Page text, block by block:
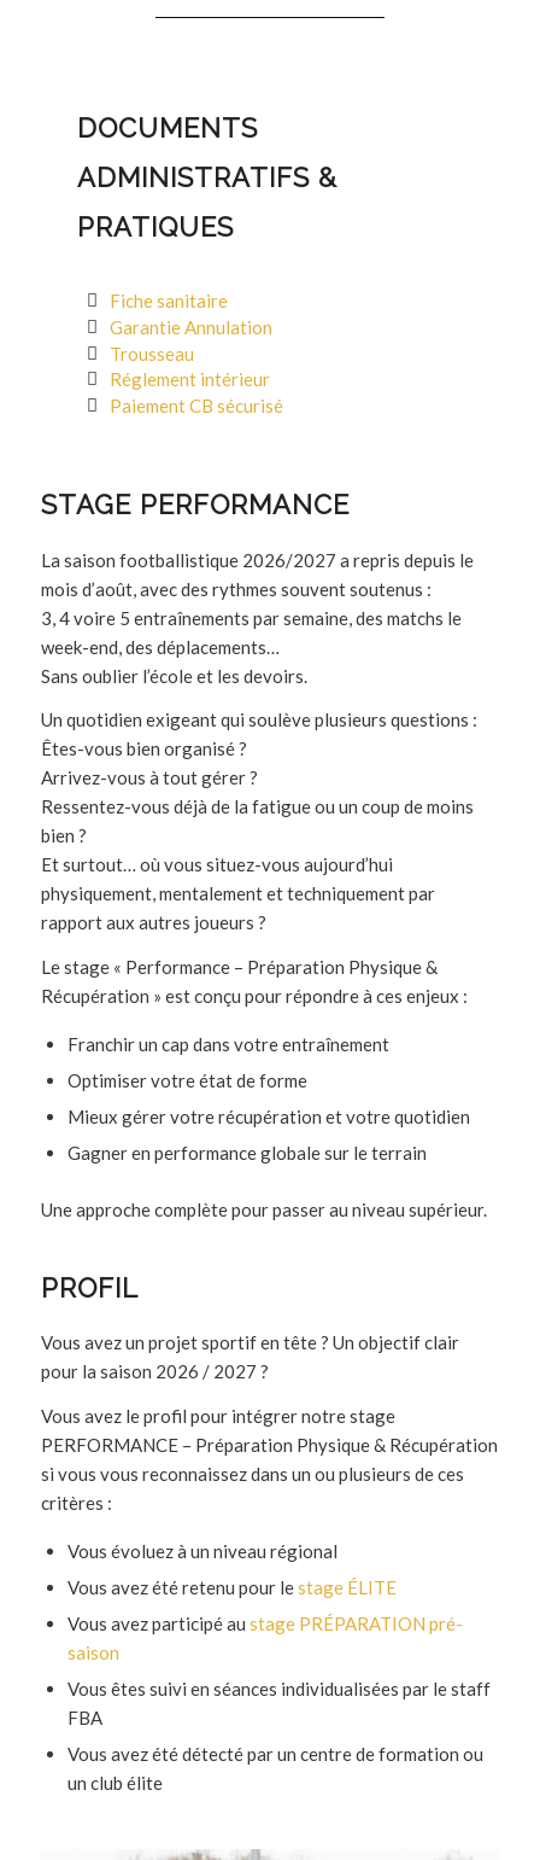
DOCUMENTS
ADMINISTRATIFS &
PRATIQUES
Fiche sanitaire
Garantie Annulation
Trousseau
Réglement intérieur
Paiement CB sécurisé
STAGE PERFORMANCE
La saison footballistique 2026/2027 a repris depuis le
mois d’août, avec des rythmes souvent soutenus :
3, 4 voire 5 entraînements par semaine, des matchs le
week-end, des déplacements…
Sans oublier l’école et les devoirs.
Un quotidien exigeant qui soulève plusieurs questions :
Êtes-vous bien organisé ?
Arrivez-vous à tout gérer ?
Ressentez-vous déjà de la fatigue ou un coup de moins
bien ?
Et surtout… où vous situez-vous aujourd’hui
physiquement, mentalement et techniquement par
rapport aux autres joueurs ?
Le stage « Performance – Préparation Physique &
Récupération » est conçu pour répondre à ces enjeux :
Franchir un cap dans votre entraînement
Optimiser votre état de forme
Mieux gérer votre récupération et votre quotidien
Gagner en performance globale sur le terrain
Une approche complète pour passer au niveau supérieur.
PROFIL
Vous avez un projet sportif en tête ? Un objectif clair
pour la saison 2026 / 2027 ?
Vous avez le profil pour intégrer notre stage
PERFORMANCE – Préparation Physique & Récupération
si vous vous reconnaissez dans un ou plusieurs de ces
critères :
Vous évoluez à un niveau régional
Vous avez été retenu pour lestage ÉLITE
Vous avez participé au stage PRÉPARATION pré-
saison
Vous êtes suivi en séances individualisées par le staff
FBA
Vous avez été détecté par un centre de formation ou
un club élite